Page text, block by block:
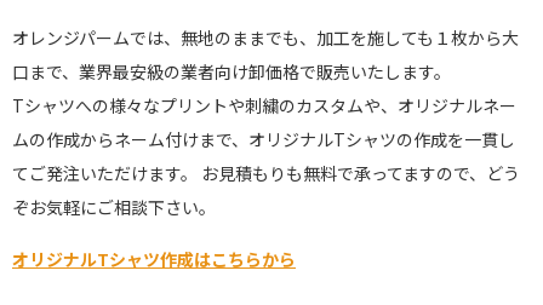
オレンジパームでは、無地のままでも、加工を施しても１枚から大
口まで、業界最安級の業者向け卸価格で販売いたします。
Tシャツへの様々なプリントや刺繍のカスタムや、オリジナルネー
ムの作成からネーム付けまで、オリジナルTシャツの作成を一貫し
てご発注いただけます。 お見積もりも無料で承ってますので、どう
ぞお気軽にご相談下さい。
オリジナルTシャツ作成はこちらから